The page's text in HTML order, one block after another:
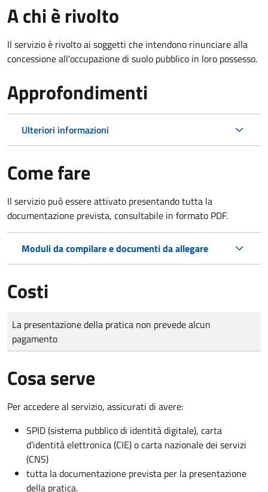
A chi è rivolto
Il servizio è rivolto ai soggetti che intendono rinunciare alla
concessione all'occupazione di suolo pubblico in loro possesso.
Approfondimenti
Ulteriori informazioni
Come fare
Il servizio può essere attivato presentando tutta la
documentazione prevista, consultabile in formato PDF.
Moduli da compilare e documenti da allegare
Costi
Tipo di pagamento
Importo
La presentazione della pratica non prevede alcun
pagamento
Cosa serve
Per accedere al servizio, assicurati di avere:
SPID (sistema pubblico di identità digitale), carta
d’identità elettronica (CIE) o carta nazionale dei servizi
(CNS)
tutta la documentazione prevista per la presentazione
della pratica.